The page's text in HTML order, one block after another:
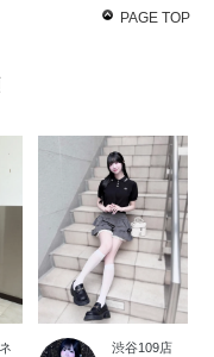
PAGE TOP
渋谷109店